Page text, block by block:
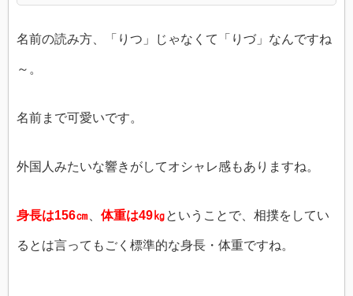
名前の読み方、「りつ」じゃなくて「りづ」なんですね
～。
名前まで可愛いです。
外国人みたいな響きがしてオシャレ感もありますね。
身長は156㎝ 体重は49㎏ということで、相撲をしてい
るとは言ってもごく標準的な身長・体重ですね。